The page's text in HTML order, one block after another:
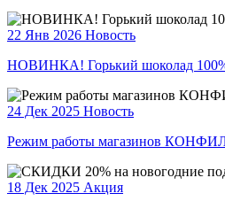
22 Янв 2026 Новость
НОВИНКА! Горький шоколад 100%
24 Дек 2025 Новость
Режим работы магазинов КОНФИЛ
18 Дек 2025 Акция